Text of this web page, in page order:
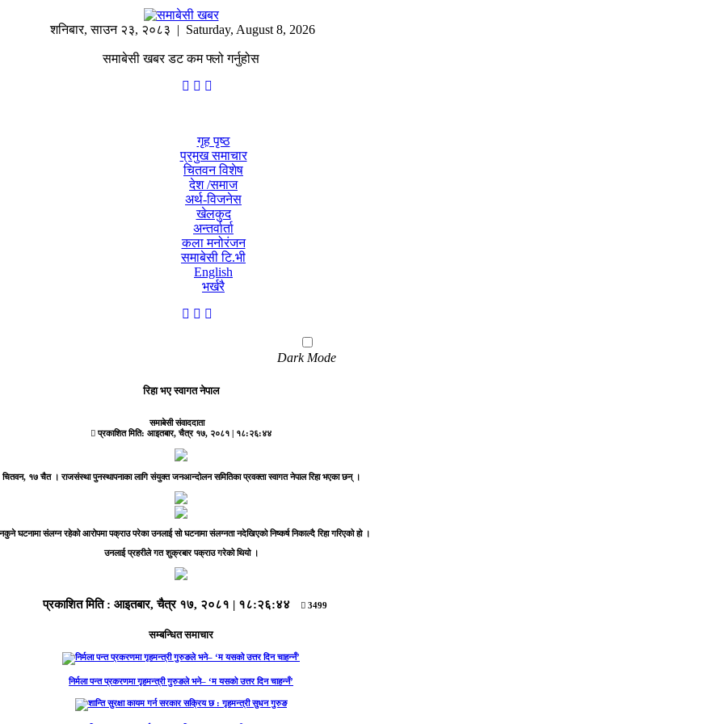
शनिबार,साउन २३, २०८३ | Saturday, August 8, 2026
समाबेसी खबर डट कम फ्लो गर्नुहोस
गृह पृष्ठ
प्रमुख समाचार
चितवन विशेष
देश /समाज
अर्थ-विजनेस
खेलकुद
अन्तर्वार्ता
कला मनोरंजन
समाबेसी टि.भी
English
भर्खरै
Dark Mode
रिहा भए स्वागत नेपाल
समाबेसी संवाददाता
प्रकाशित मिति: आइतबार, चैत्र १७, २०८१ | १८:२६:४४
चितवन, १७ चैत । राजसंस्था पुनस्थापनाका लागि संयुक्त जनआन्दोलन समितिका प्रवक्ता स्वागत नेपाल रिहा भएका छन् ।
घटनामा संलग्न रहेको आरोपमा पक्राउ परेका उनलाई सो घटनामा संलग्नता नदेखिएको निष्कर्ष निकाल्दै रिहा गरिएको हो ।
उनलाई प्रहरीले गत शुक्रबार पक्राउ गरेको थियो ।
प्रकाशित मिति : आइतबार, चैत्र १७, २०८१ | १८:२६:४४ 3499
सम्बन्धित समाचार
निर्मला पन्त प्रकरणमा गृहमन्त्री गुरुङले भने– ‘म यसको उत्तर दिन चाहन्नँ’